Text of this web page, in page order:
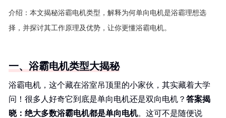
介绍： 本文揭秘浴霸电机类型，解释为何单向电机是浴霸理想选
择，并探讨其工作原理及优势，让你更懂浴霸电机。
一、浴霸电机类型大揭秘
浴霸电机，这个藏在浴室吊顶里的小家伙，其实藏着大学
问！很多人好奇它到底是单向电机还是双向电机？ 答案揭
晓：绝大多数浴霸电机都是单向电机。这可不是随便说